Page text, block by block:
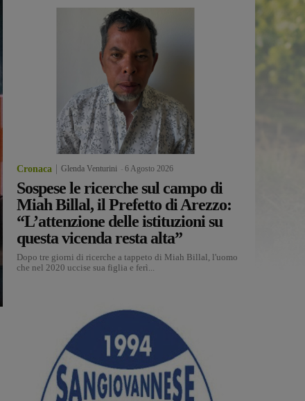
Cronaca Glenda Venturini 6 Agosto 2026
Sospese le ricerche sul campo di
Miah Billal, il Prefetto di Arezzo:
“L’attenzione delle istituzioni su
questa vicenda resta alta”
Dopo tre giorni di ricerche a tappeto di Miah Billal, l'uomo
che nel 2020 uccise sua figlia e ferì...